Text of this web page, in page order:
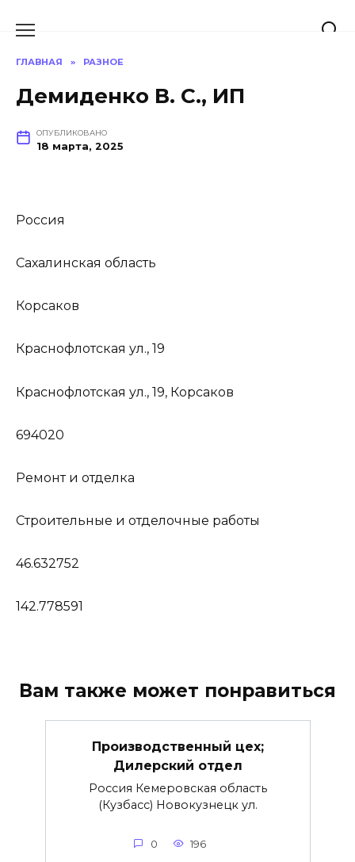
ГЛАВНАЯ » РАЗНОЕ
Демиденко В. С., ИП
ОПУБЛИКОВАНО
18 марта, 2025
Россия
Сахалинская область
Корсаков
Краснофлотская ул., 19
Краснофлотская ул., 19, Корсаков
694020
Ремонт и отделка
Строительные и отделочные работы
46.632752
142.778591
Вам также может понравиться
Производственный цех;
Дилерский отдел
Россия Кемеровская область
(Кузбасс) Новокузнецк ул.
0 196